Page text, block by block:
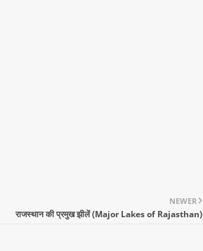
NEWER
राजस्थान की प्रमुख झीलें (Major Lakes of Rajasthan)